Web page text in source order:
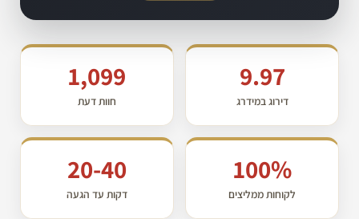
9.97
דירוג במידרג
1,099
חוות דעת
100%
לקוחות ממליצים
20-40
דקות עד הגעה